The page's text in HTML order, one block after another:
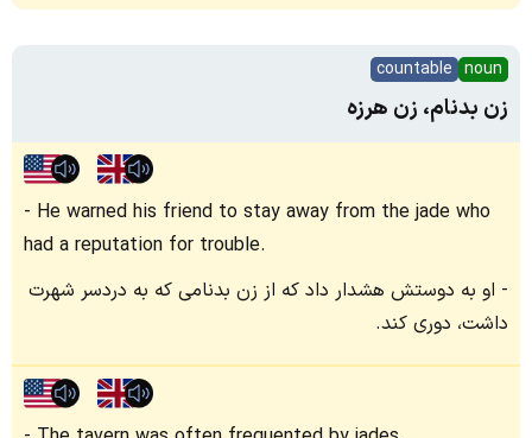
noun
countable
زن بدنام، زن هرزه
He warned his friend to stay away from the jade who
had a reputation for trouble.
او به دوستش هشدار داد که از زن بدنامی که به دردسر شهرت
داشت، دوری کند.